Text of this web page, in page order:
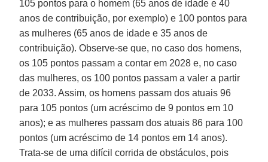
105 pontos para o homem (65 anos de idade e 40
anos de contribuição, por exemplo) e 100 pontos para
as mulheres (65 anos de idade e 35 anos de
contribuição). Observe-se que, no caso dos homens,
os 105 pontos passam a contar em 2028 e, no caso
das mulheres, os 100 pontos passam a valer a partir
de 2033. Assim, os homens passam dos atuais 96
para 105 pontos (um acréscimo de 9 pontos em 10
anos); e as mulheres passam dos atuais 86 para 100
pontos (um acréscimo de 14 pontos em 14 anos).
Trata-se de uma difícil corrida de obstáculos, pois